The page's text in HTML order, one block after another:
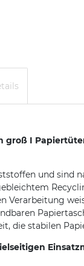
groß I
und
Verarbeitung
die stabilen